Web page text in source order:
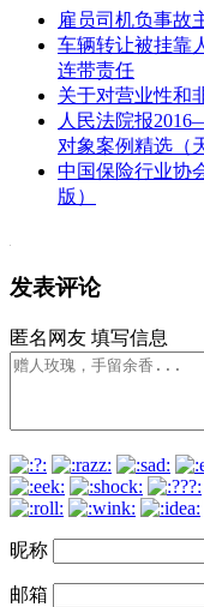
雇员司机负事故
车辆转让被挂靠
连带责任
关于对营业性和
人民法院报
对象案例精选（
中国保险行业协
版）
发表评论
匿名网友 填写信息
昵称
邮箱